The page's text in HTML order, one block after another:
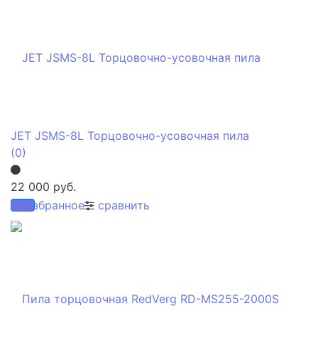
избранное сравнить
JET JSMS-8L Торцовочно-усовочная пила
(0)
22 000 руб.